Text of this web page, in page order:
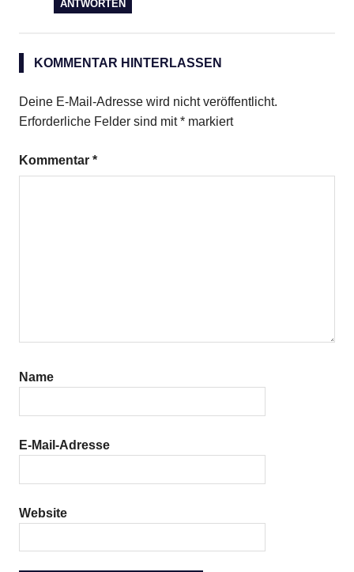
ANTWORTEN
KOMMENTAR HINTERLASSEN
Deine E-Mail-Adresse wird nicht veröffentlicht.
Erforderliche Felder sind mit* markiert
Kommentar *
Name
E-Mail-Adresse
Website